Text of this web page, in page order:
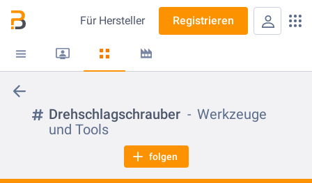
Für Hersteller Registrieren
Drehschlagschrauber
Werkzeuge
und Tools
folgen